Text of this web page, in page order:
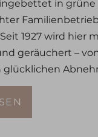
in grüne
1927 wird hier
geräuchert –
glücklichen
sei verraten, die